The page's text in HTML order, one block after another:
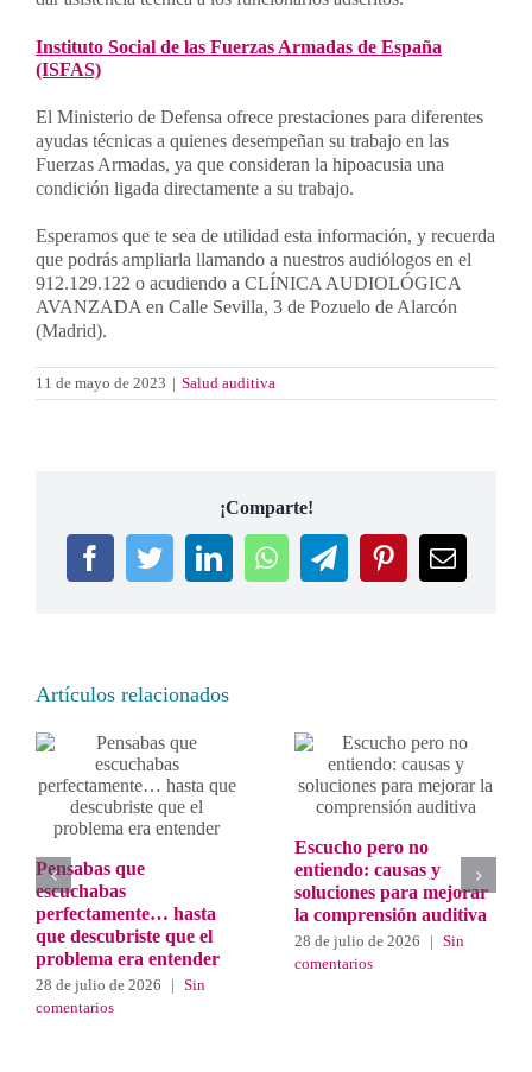
Instituto Social de las Fuerzas Armadas de España
(ISFAS)
El Ministerio de Defensa ofrece prestaciones para diferentes
ayudas técnicas a quienes desempeñan su trabajo en las
Fuerzas Armadas, ya que consideran la hipoacusia una
condición ligada directamente a su trabajo.
Esperamos que te sea de utilidad esta información, y recuerda
que podrás ampliarla llamando a nuestros audiólogos en el
912.129.122 o acudiendo a CLÍNICA AUDIOLÓGICA
AVANZADA en Calle Sevilla, 3 de Pozuelo de Alarcón
(Madrid).
11 de mayo de 2023 | Salud auditiva
¡Comparte!
FacebookTwitterLinkedInWhatsAppTelegramPinterestCorreo
Artículos relacionados
Pensabas que
escuchabas
perfectamente… hasta
que descubriste que el
problema era entender
28 de julio de 2026 | Sin
comentarios
Escucho pero no
entiendo: causas y
soluciones para mejorar
la comprensión auditiva
28 de julio de 2026 | Sin
comentarios